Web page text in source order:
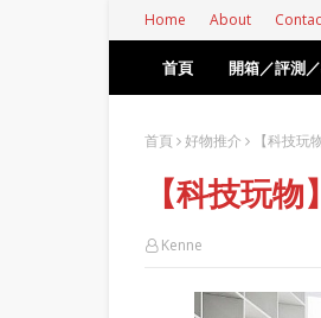
Home About
首頁 開箱／評測
首頁 好物推介 【科技玩
【科技玩
Kenne